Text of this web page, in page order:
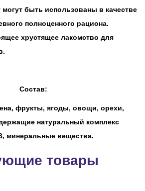
быть использованы в качестве
полноценного рациона.
хрустящее лакомство для
Состав:
фрукты, ягоды, овощи, орехи,
натуральный комплекс
минеральные вещества.
товары